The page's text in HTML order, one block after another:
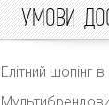
УМОВИ
Елітний шопінг